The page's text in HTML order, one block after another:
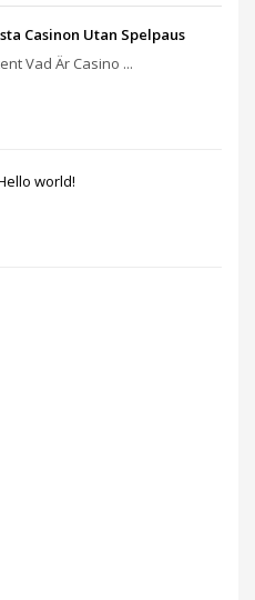
Casinon Utan Spelpaus
Vad Är Casino ...
world!